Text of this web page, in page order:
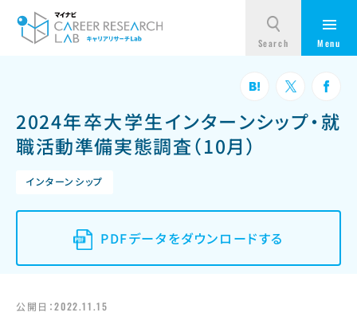
2024年卒大学生インターンシップ・就
職活動準備実態調査（10月）
インターンシップ
PDFデータをダウンロードする
公開日：2022.11.15